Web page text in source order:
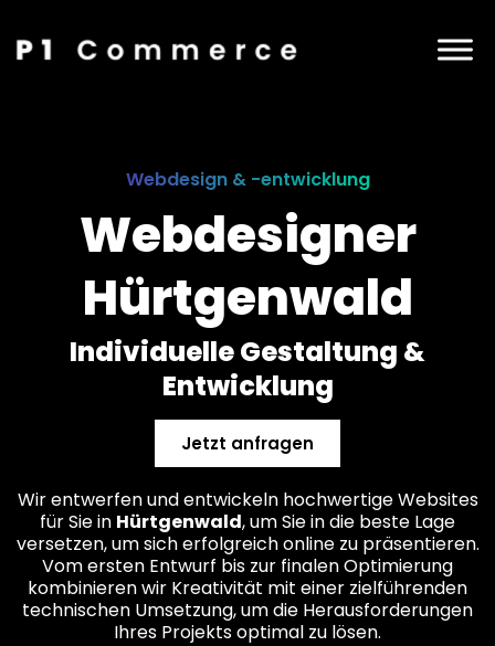
Webdesign & -entwicklung
Webdesigner
Hürtgenwald
Individuelle Gestaltung &
Entwicklung
Jetzt anfragen
Wir entwerfen und entwickeln hochwertige Websites
für Sie in Hürtgenwald, um Sie in die beste Lage
versetzen, um sich erfolgreich online zu präsentieren.
Vom ersten Entwurf bis zur finalen Optimierung
kombinieren wir Kreativität mit einer zielführenden
technischen Umsetzung, um die Herausforderungen
Ihres Projekts optimal zu lösen.